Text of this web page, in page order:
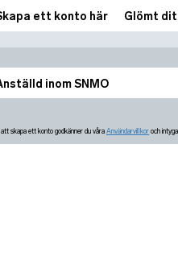
inom SNMO
ett konto här Glömt
skapa ett konto godkänner du våra Användarvillkor och